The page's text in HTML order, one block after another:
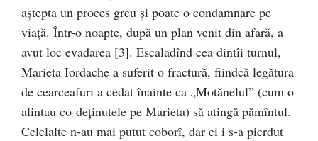
aştepta un proces greu şi poate o condamnare pe
viaţă. Într-o noapte, după un plan venit din afară, a
avut loc evadarea [3]. Escaladînd cea dintîi turnul,
Marieta Iordache a suferit o fractură, fiindcă legătura
de cearceafuri a cedat înainte ca „Motănelul” (cum o
alintau co-deţinutele pe Marieta) să atingă pămîntul.
Celelalte n-au mai putut coborî, dar ei i s-a pierdut